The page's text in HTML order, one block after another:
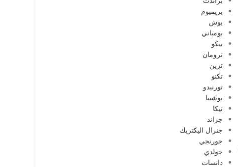
بريميوم
بوش
بومباني
بيكو
ترومان
ترين
تكنو
تورنيدو
توشيبا
تيكا
جراند
جنرال اليكتريك
جورنجي
جولدي
دانسات